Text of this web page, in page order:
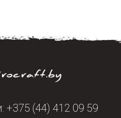
+375 (44) 412 09 59